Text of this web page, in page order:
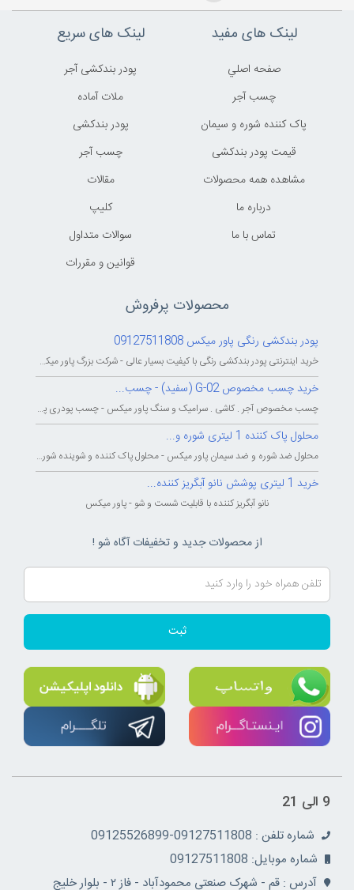
لینک های مفید
صفحه اصلي
چسب آجر
پاک کننده شوره و سیمان
قیمت پودر بندکشی
مشاهده همه محصولات
درباره ما
تماس با ما
لینک های سریع
پودر بندکشی آجر
ملات آماده
پودر بندکشی
چسب آجر
مقالات
کليپ
سوالات متداول
قوانين و مقررات
محصولات پرفروش
پودر بندکشی رنگی پاور میکس 09127511808
خرید اینترنتی پودر بندکشی رنگی با کیفیت بسیار عالی - شرکت بزرگ پاور میکس...
خرید چسب مخصوص G-02 (سفید) - چسب...
چسب مخصوص آجر . کاشی . سرامیک و سنگ پاور میکس - چسب پودری پاورمیکس - چسب...
محلول پاک کننده 1 لیتری شوره و...
محلول ضد شوره و ضد سیمان پاور میکس - محلول پاک کننده و شوینده شوره و سیمان...
خرید 1 لیتری پوشش نانو آبگریز کننده...
نانو آبگریز کننده با قابلیت شست و شو - پاور میکس
از محصولات جدید و تخفیفات آگاه شو !
ثبت
9 الی 21
شماره تلفن : 09127511808-09125526899
شماره موبایل: 09127511808
آدرس : قم - شهرک صنعتی محمودآباد - فاز ۲ - بلوار خلیج